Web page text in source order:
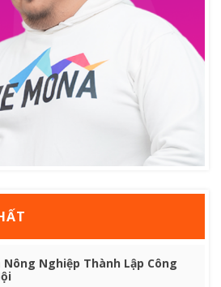
Nông Nghiệp Thành Lập Công